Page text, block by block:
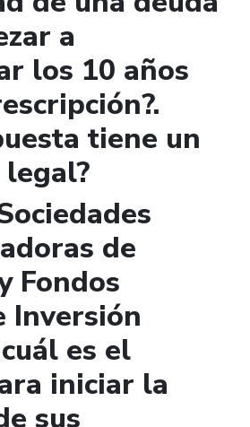
a
los 10 años
tiene un
de
Fondos
Inversión
es el
iniciar la
sus